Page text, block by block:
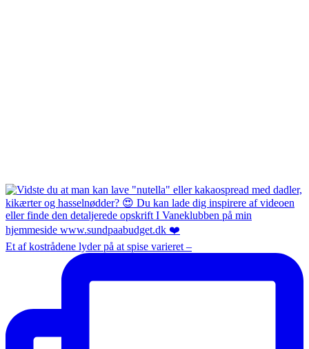
Et af kostrådene lyder på at spise varieret –